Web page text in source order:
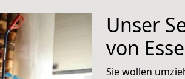
Unser
von
Sie wollen